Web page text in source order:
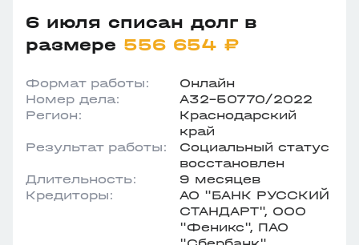
6 июля списан долг в
размере 556 654 ₽
Формат работы:
Онлайн
Номер дела:
А32-50770/2022
Регион:
Краснодарский
край
Результат работы:
Социальный статус
восстановлен
Длительность:
9 месяцев
Кредиторы:
АО "БАНК РУССКИЙ
СТАНДАРТ", ООО
"Феникс", ПАО